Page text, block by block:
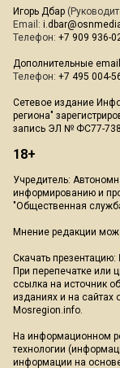
Игорь Дбар
Email:
Телефон: +7 909 936-
Дополнительные
Телефон: +7 495 004-
Сетевое издание
региона"
запись ЭЛ № ФС77-
18+
Учредитель:
информированию и
"Общественная
Мнение редакции
Скачать презентацию:
При перепечатке или
ссылка на источник
изданиях и на сайтах
Mosregion.info.
На информационном
технологии
информации на